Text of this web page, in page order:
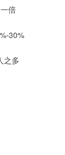
倍
30%
之多